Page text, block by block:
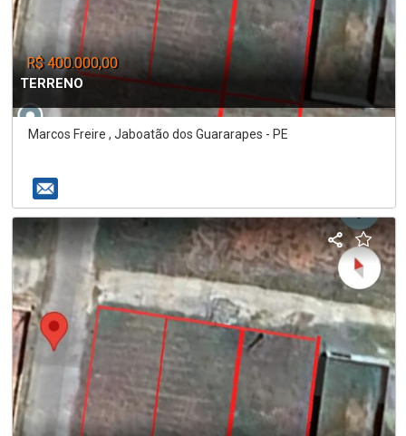
R$ 400.000,00
TERRENO
Marcos Freire , Jaboatão dos Guararapes - PE